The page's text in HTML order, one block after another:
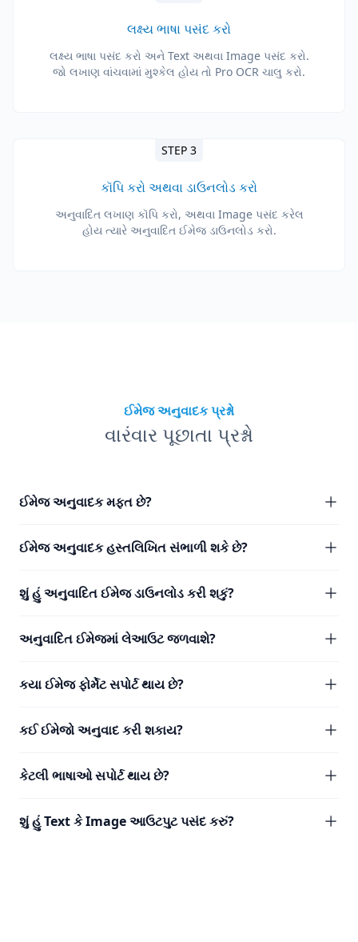
લક્ષ્ય ભાષા પસંદ કરો
લક્ષ્ય ભાષા પસંદ કરો અને Text અથવા Image પસંદ કરો.
જો લખાણ વાંચવામાં મુશ્કેલ હોય તો Pro OCR ચાલુ કરો.
STEP 3
કૉપિ કરો અથવા ડાઉનલોડ કરો
અનુવાદિત લખાણ કૉપિ કરો, અથવા Image પસંદ કરેલ
હોય ત્યારે અનુવાદિત ઈમેજ ડાઉનલોડ કરો.
ઈમેજ અનુવાદક પ્રશ્નો
વારંવાર પૂછાતા પ્રશ્નો
ઈમેજ અનુવાદક મફત છે?
ઈમેજ અનુવાદક હસ્તલિખિત સંભાળી શકે છે?
શું હું અનુવાદિત ઈમેજ ડાઉનલોડ કરી શકું?
અનુવાદિત ઈમેજમાં લેઆઉટ જળવાશે?
કયા ઈમેજ ફોર્મેટ સપોર્ટ થાય છે?
કઈ ઈમેજો અનુવાદ કરી શકાય?
કેટલી ભાષાઓ સપોર્ટ થાય છે?
શું હું Text કે Image આઉટપુટ પસંદ કરું?